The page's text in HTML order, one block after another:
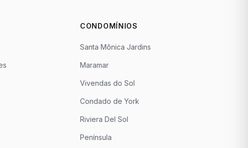
CONDOMÍNIOS
Santa Mônica Jardins
Maramar
Vivendas do Sol
Condado de York
Riviera Del Sol
Península